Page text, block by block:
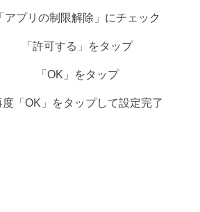
「アプリの制限解除」にチェック
「許可する」をタップ
「OK」をタップ
度「OK」をタップして設定完了